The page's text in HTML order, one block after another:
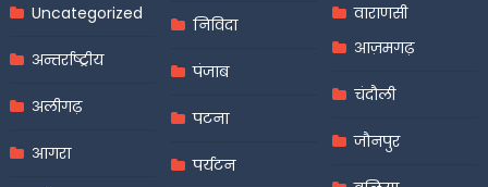
Uncategorized
अन्तर्राष्ट्रीय
अलीगढ़
आगरा
निविदा
पंजाब
पटना
पर्यटन
वाराणसी
आज़मगढ़
चंदौली
जौनपुर